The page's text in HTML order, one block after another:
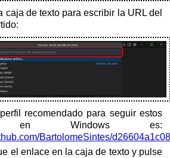
caja de texto para escribir la URL del
recomendado para seguir estos
en Windows es:
BartolomeSintes/
el enlace en la caja de texto y pulse